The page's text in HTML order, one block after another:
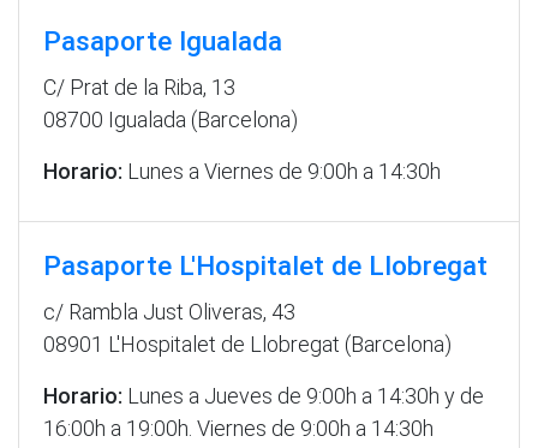
Pasaporte Igualada
C/ Prat de la Riba, 13
08700 Igualada (Barcelona)
Horario: Lunes a Viernes de 9:00h a 14:30h
Pasaporte L'Hospitalet de Llobregat
c/ Rambla Just Oliveras, 43
08901 L'Hospitalet de Llobregat (Barcelona)
Horario: Lunes a Jueves de 9:00h a 14:30h y de
16:00h a 19:00h. Viernes de 9:00h a 14:30h